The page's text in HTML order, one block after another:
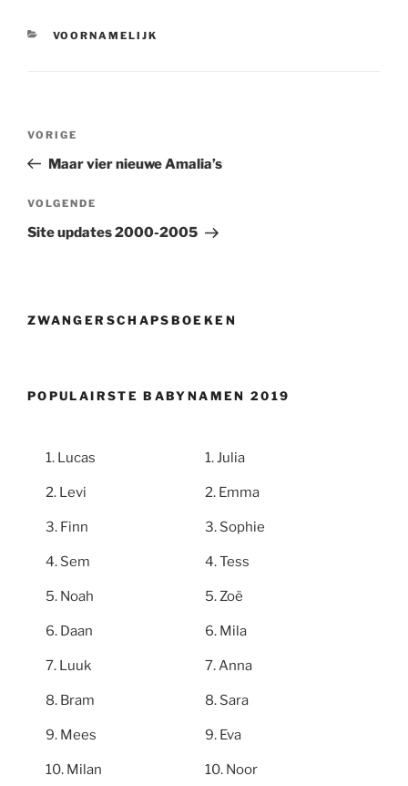
CATEGORIEËN
VOORNAMELIJK
Vorig
bericht
VORIGE
Maar vier nieuwe Amalia’s
Volgend
bericht
VOLGENDE
Site updates 2000-2005
ZWANGERSCHAPSBOEKEN
POPULAIRSTE BABYNAMEN 2019
Lucas
Levi
Finn
Sem
Noah
Daan
Luuk
Bram
Mees
Milan
Julia
Emma
Sophie
Tess
Zoë
Mila
Anna
Sara
Eva
Noor